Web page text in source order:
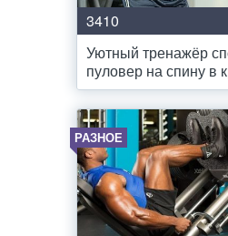
3410
Уютный тренажёр
пуловер на спину в
РАЗНОЕ